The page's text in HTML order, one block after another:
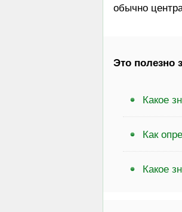
обычно
Это полезно
Какое
Как
Какое